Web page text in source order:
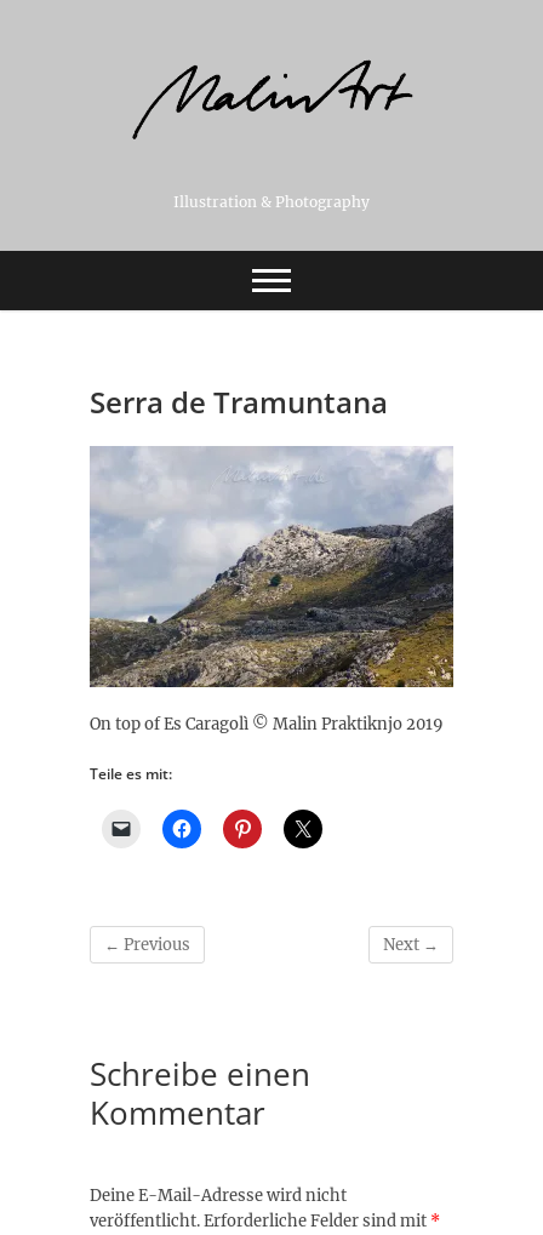
Illustration & Photography
Serra de Tramuntana
On top of Es Caragolì © Malin Praktiknjo 2019
Teile es mit:
← Previous Next →
Schreibe einen
Kommentar
Deine E-Mail-Adresse wird nicht
veröffentlicht.Erforderliche Felder sind mit *